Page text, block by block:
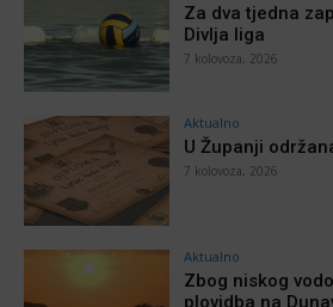
Za dva tjedna
Divlja liga
7 kolovoza, 2026
Aktualno
U Županji
7 kolovoza, 2026
Aktualno
Zbog niskog
plovidba na